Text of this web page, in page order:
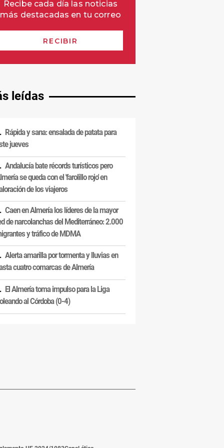
leídas
Rápida y sana: ensalada de patata para
jueves
Andalucía bate récords turísticos pero
se queda con el 'farolillo rojo' en
de los viajeros
Caen en Almería los líderes de la mayor
de narcolanchas del Mediterráneo: 2.000
y tráfico de MDMA
Alerta amarilla por tormenta y lluvias en
cuatro comarcas de Almería
El Almería toma impulso para la Liga
al Córdoba (0-4)